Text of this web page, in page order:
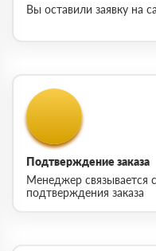
Вы оставили заявку на
Подтверждение заказа
Менеджер связывается
подтверждения заказа